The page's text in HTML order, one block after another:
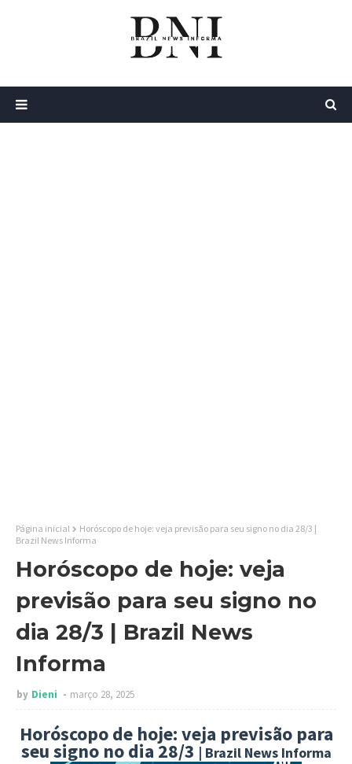
Página inicial
Horóscopo de hoje: veja previsão para seu signo no dia 28/3 |
Brazil News Informa
Horóscopo de hoje: veja
previsão para seu signo no
dia 28/3 | Brazil News
Informa
by Dieni março 28, 2025
Horóscopo de hoje: veja previsão para
seu signo no dia 28/3 | Brazil News Informa